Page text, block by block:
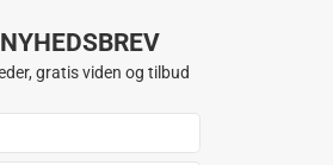
gratis viden og tilbud